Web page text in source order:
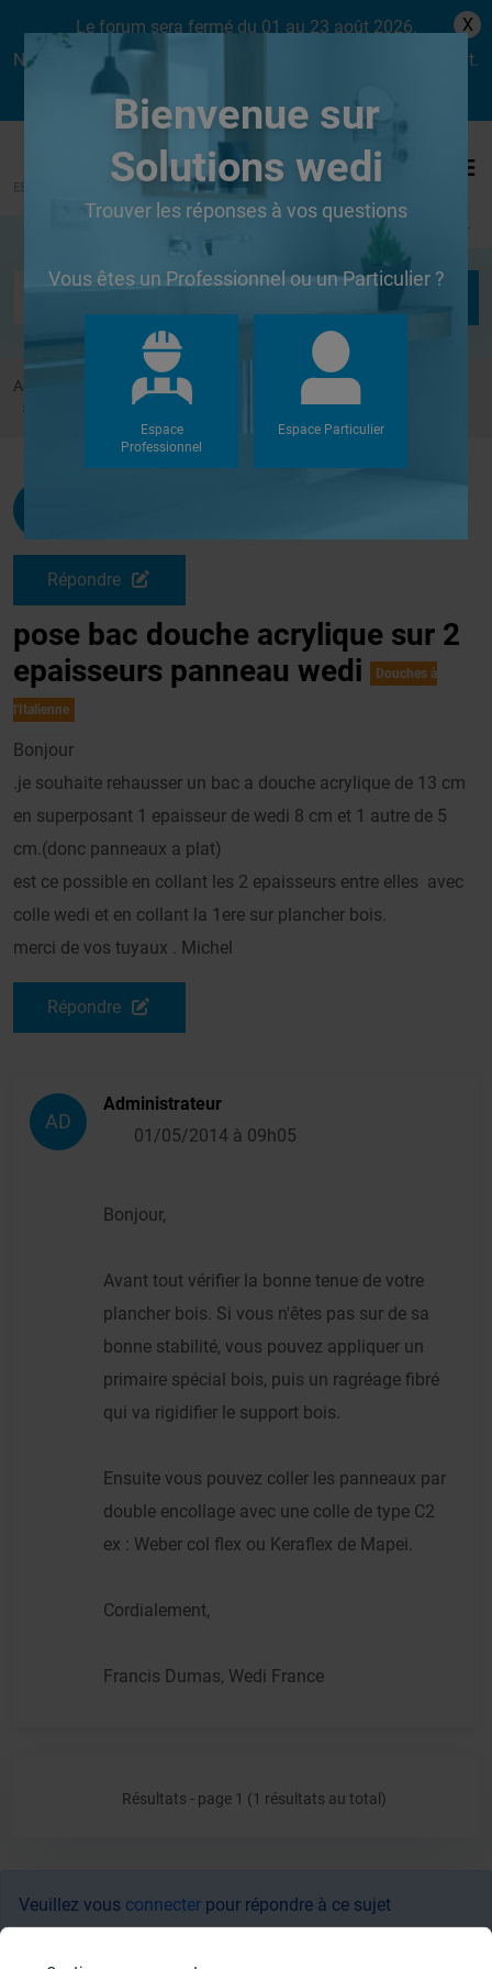
Le forum sera fermé du 01 au 23 août 2026.
Nous aurons le plaisir de vous retrouver dès le lundi 24 août.
X
Se connecter
Accueil Forums
Douches à l'Italienne
pose bac douche acrylique sur 2 epaisseurs panneau wedi
Répondre
pose bac douche acrylique sur 2
epaisseurs panneau wedi
Douches à
l'Italienne
Bonjour
.je souhaite rehausser un bac a douche acrylique de 13 cm
en superposant 1 epaisseur de wedi 8 cm et 1 autre de 5
cm.(donc panneaux a plat)
est ce possible en collant les 2 epaisseurs entre elles avec
colle wedi et en collant la 1ere sur plancher bois.
merci de vos tuyaux . Michel
Répondre
AD
Administrateur
01/05/2014 à 09h05
Bonjour,
Avant tout vérifier la bonne tenue de votre
plancher bois. Si vous n'êtes pas sur de sa
bonne stabilité, vous pouvez appliquer un
primaire spécial bois, puis un ragréage fibré
qui va rigidifier le support bois.
Ensuite vous pouvez coller les panneaux par
double encollage avec une colle de type C2
ex : Weber col flex ou Keraflex de Mapei.
Cordialement,
Francis Dumas, Wedi France
Résultats - page 1 (1 résultats au total)
Veuillez vous connecter pour répondre à ce sujet
Bienvenue sur
Solutions wedi
Trouver les réponses à vos questions
Vous êtes un Professionnel ou un Particulier ?
Espace
Professionnel
Espace Particulier